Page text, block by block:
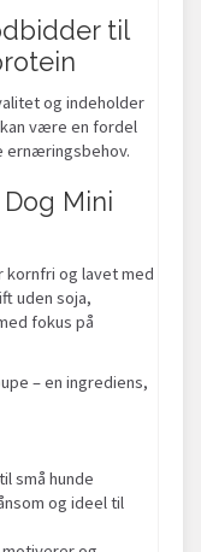
til
og indeholder
være en fordel
ernæringsbehov.
Mini
kornfri og lavet med
uden soja,
fokus på
– en ingrediens,
små hunde
og ideel til